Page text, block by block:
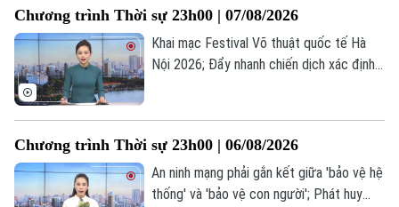
những tin đáng chú ý trong chương trình
thời sự 23h00 hôm nay.
Chương trình Thời sự 23h00 | 07/08/2026
Khai mạc Festival Võ thuật quốc tế Hà
Nội 2026; Đẩy nhanh chiến dịch xác định
chương trình thời sự 23h00 hôm nay.
Chương trình Thời sự 23h00 | 06/08/2026
An ninh mạng phải gắn kết giữa 'bảo vệ hệ
thống' và 'bảo vệ con người'; Phát huy